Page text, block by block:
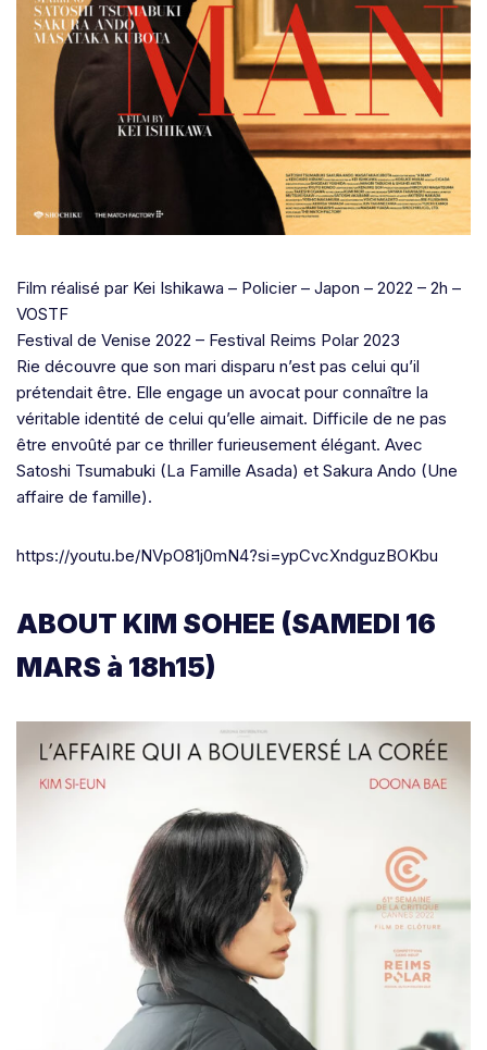
Film réalisé par Kei Ishikawa – Policier – Japon – 2022 – 2h –
VOSTF
Festival de Venise 2022 – Festival Reims Polar 2023
Rie découvre que son mari disparu n’est pas celui qu’il
prétendait être. Elle engage un avocat pour connaître la
véritable identité de celui qu’elle aimait. Difficile de ne pas
être envoûté par ce thriller furieusement élégant. Avec
Satoshi Tsumabuki (La Famille Asada) et Sakura Ando (Une
affaire de famille).
https://youtu.be/NVpO81j0mN4?si=ypCvcXndguzBOKbu
ABOUT KIM SOHEE (SAMEDI 16
MARS à 18h15)